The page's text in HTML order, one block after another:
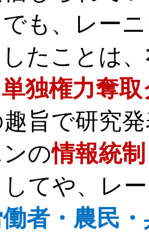
も、レー
たことは、
独権力奪
旨で研究
の情報統
てや、レ
働者・農民